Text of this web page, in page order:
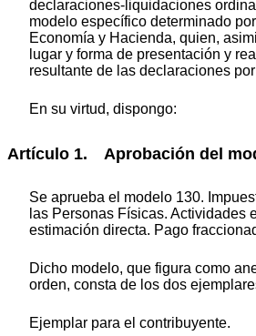
declaraciones-liquidaciones
modelo específico determinado
Economía y Hacienda, quien,
lugar y forma de presentación y
resultante de las declaraciones
En su virtud, dispongo:
Artículo 1. Aprobación del
Se aprueba el modelo 130.
las Personas Físicas. Actividades
estimación directa. Pago
Dicho modelo, que figura como
orden, consta de los dos
Ejemplar para el contribuyente.